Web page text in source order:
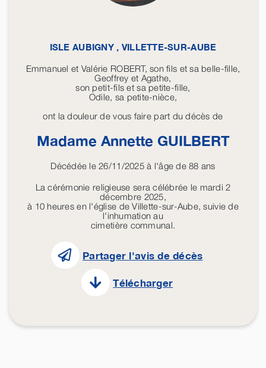
ISLE AUBIGNY , VILLETTE-SUR-AUBE
Emmanuel et Valérie ROBERT, son fils et sa belle-fille,
Geoffrey et Agathe,
son petit-fils et sa petite-fille,
Odile, sa petite-nièce,
ont la douleur de vous faire part du décès de
Madame Annette GUILBERT
Décédée le 26/11/2025 à l'âge de 88 ans
La cérémonie religieuse sera célébrée le mardi 2
décembre 2025,
à 10 heures en l'église de Villette-sur-Aube, suivie de
l'inhumation au
cimetière communal.
Partager l'avis de décès
Télécharger